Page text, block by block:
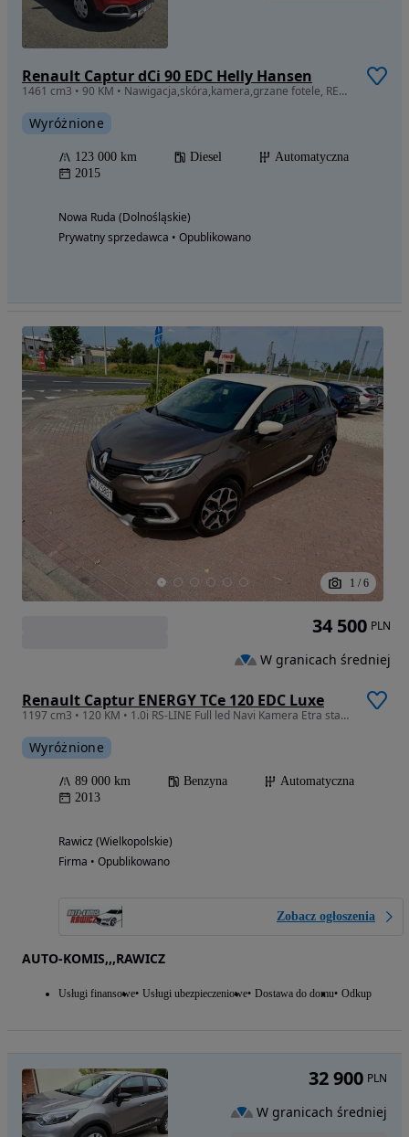
Renault Captur dCi 90 EDC Helly Hansen
1461 cm3 • 90 KM • Nawigacja,skóra,kamera,grzane fotele, REZERWACJA DO SOBOTY
Wyróżnione
123 000 km Diesel
Automatyczna
2015
Nowa Ruda (Dolnośląskie)
Prywatny sprzedawca • Opublikowano
1 / 6
Renault Captur ENERGY TCe 120 EDC Luxe
1197 cm3 • 120 KM • 1.0i RS-LINE Full led Navi Kamera Etra stan !!
Wyróżnione
89 000 km Benzyna
Automatyczna
2013
Rawicz (Wielkopolskie)
Firma • Opublikowano
Zobacz ogłoszenia
AUTO-KOMIS,,,RAWICZ
Usługi finansowe Usługi ubezpieczeniowe Dostawa do domu Odkup
34 500 PLN
W granicach średniej
32 900 PLN
W granicach średniej